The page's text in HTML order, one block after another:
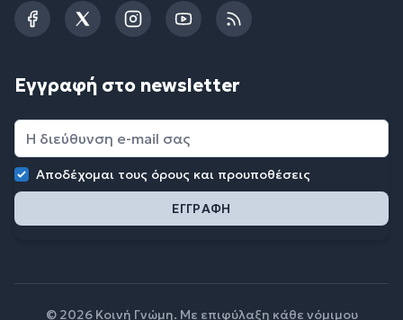
FacebookTwitterInstagramYouTubeRSS
Εγγραφή στο newsletter
Αποδέχομαι τους όρους και προυποθέσεις
© 2026 Κοινή Γνώμη. Με επιφύλαξη κάθε νόμιμου